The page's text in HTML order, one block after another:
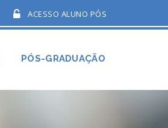
PÓS-GRADUAÇÃO
ACESSO ALUNO PÓS